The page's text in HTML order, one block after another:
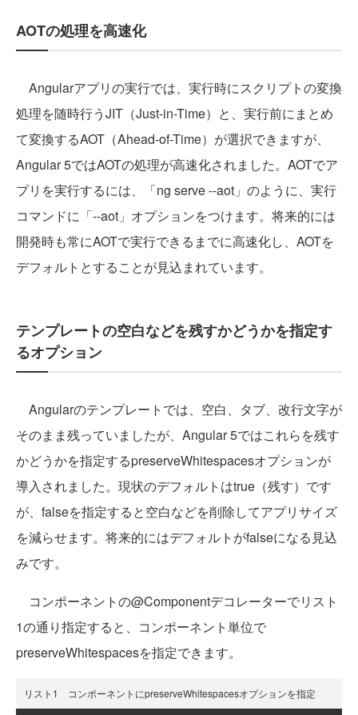
AOTの処理を高速化
Angularアプリの実行では、実行時にスクリプトの変換
処理を随時行うJIT（Just-in-Time）と、実行前にまとめ
て変換するAOT（Ahead-of-Time）が選択できますが、
Angular 5ではAOTの処理が高速化されました。AOTでア
プリを実行するには、「ng serve --aot」のように、実行
コマンドに「--aot」オプションをつけます。将来的には
開発時も常にAOTで実行できるまでに高速化し、AOTを
デフォルトとすることが見込まれています。
テンプレートの空白などを残すかどうかを指定す
るオプション
Angularのテンプレートでは、空白、タブ、改行文字が
そのまま残っていましたが、Angular 5ではこれらを残す
かどうかを指定するpreserveWhitespacesオプションが
導入されました。現状のデフォルトはtrue（残す）です
が、falseを指定すると空白などを削除してアプリサイズ
を減らせます。将来的にはデフォルトがfalseになる見込
みです。
コンポーネントの@Componentデコレーターでリスト
1の通り指定すると、コンポーネント単位で
preserveWhitespacesを指定できます。
リスト1 コンポーネントにpreserveWhitespacesオプションを指定